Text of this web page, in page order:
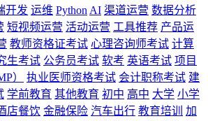
开发 运维 Python AI 渠道运营 数据分析
短视频运营 活动运营 工具推荐 产品运
教师资格证考试 心理咨询师考试 计算
生考试 公务员考试 软考 英语考试 项目
）
执业医师资格考试 会计职称考试 建
学前教育 其他教育 初中 高中 大学 小学
店餐饮 金融保险 汽车出行 教育培训
加